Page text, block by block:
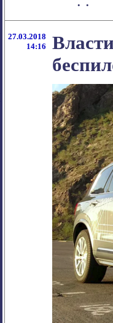
27.03.2018
14:16